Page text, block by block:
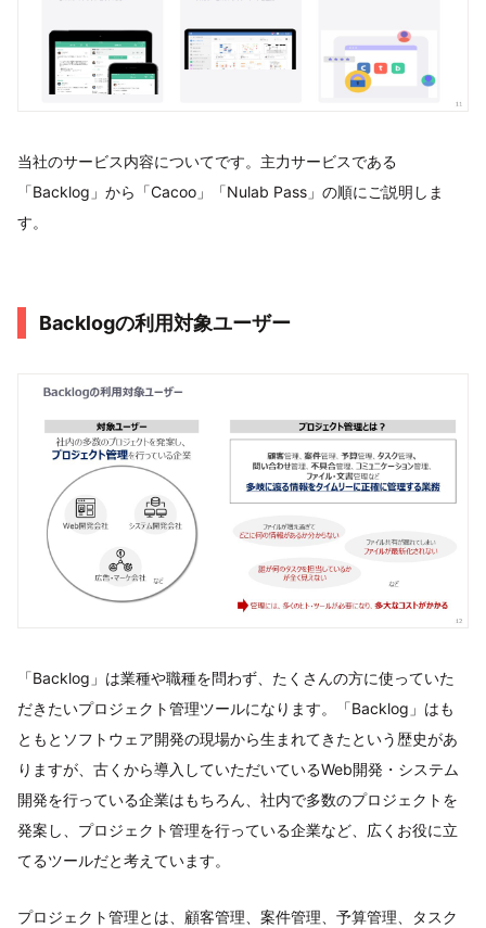
当社のサービス内容についてです。主力サービスである
「Backlog」から「Cacoo」「Nulab Pass」の順にご説明しま
す。
Backlogの利用対象ユーザー
「Backlog」は業種や職種を問わず、たくさんの方に使っていた
だきたいプロジェクト管理ツールになります。「Backlog」はも
ともとソフトウェア開発の現場から生まれてきたという歴史があ
りますが、古くから導入していただいているWeb開発・システム
開発を行っている企業はもちろん、社内で多数のプロジェクトを
発案し、プロジェクト管理を行っている企業など、広くお役に立
てるツールだと考えています。
プロジェクト管理とは、顧客管理、案件管理、予算管理、タスク